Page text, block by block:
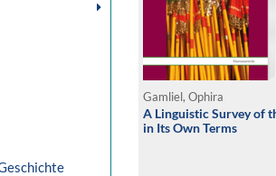
Gamliel, Ophira
A Linguistic Survey of
in Its Own Terms